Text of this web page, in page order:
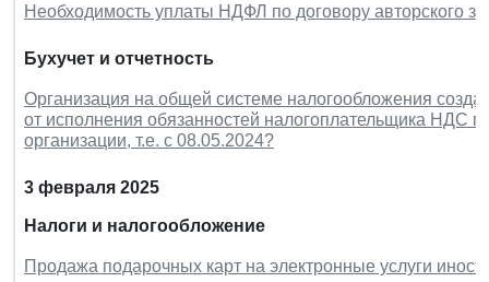
Необходимость уплаты НДФЛ по договору авторского
Бухучет и отчетность
Организация на общей системе налогообложения
от исполнения обязанностей налогоплательщика НДС
организации, т.е. с 08.05.2024?
3 февраля 2025
Налоги и налогообложение
Продажа подарочных карт на электронные услуги